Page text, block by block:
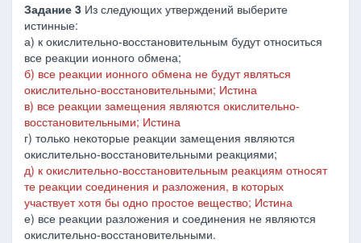
Задание 3 Из следующих утверждений выберите
истинные:
а) к окислительно-восстановительным будут относиться
все реакции ионного обмена;
б) все реакции ионного обмена не будут являться
окислительно-восстановительными; Истина
в) все реакции замещения являются окислительно-
восстановительными; Истина
г) только некоторые реакции замещения являются
окислительно-восстановительными реакциями;
д) к окислительно-восстановительным реакциям относят
те реакции соединения и разложения, в которых
участвует хотя бы одно простое вещество; Истина
е) все реакции разложения и соединения не являются
окислительно-восстановительными.